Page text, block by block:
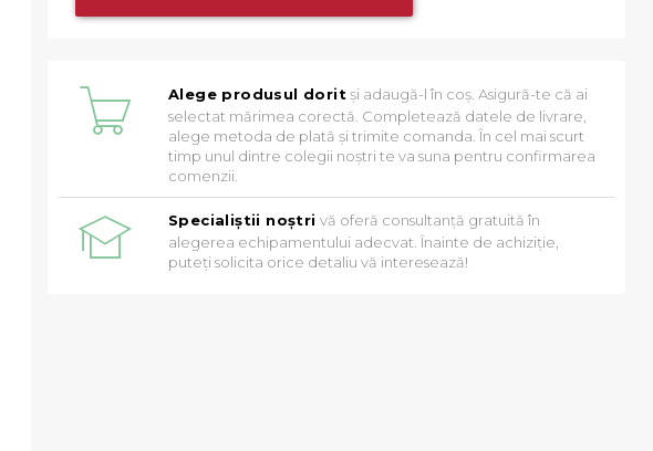
Alege produsul doritși adaugă-l în coș. Asigură-te că ai
selectat mărimea corectă. Completează datele de livrare,
alege metoda de plată și trimite comanda. În cel mai scurt
timp unul dintre colegii noștri te va suna pentru confirmarea
comenzii.
Specialiștii noștri vă oferă consultanță gratuită în
alegerea echipamentului adecvat. Înainte de achiziție,
puteți solicita orice detaliu vă interesează!